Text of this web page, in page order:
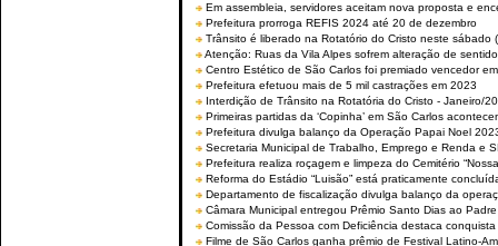
Em assembleia, servidores aceitam nova proposta e
Prefeitura prorroga REFIS 2024 até 20 de dezembro
Trânsito é liberado na Rotatório do Cristo neste sábado
Atenção: Ruas da Vila Alpes sofrem alteração de
Centro Estético de São Carlos foi premiado vencedor
Prefeitura efetuou mais de 5 mil castrações em 2023
Interdição de Trânsito na Rotatória do Cristo - Janeiro/
Primeiras partidas da ‘Copinha’ em São Carlos
Prefeitura divulga balanço da Operação Papai Noel
Secretaria Municipal de Trabalho, Emprego e Renda e
Prefeitura realiza roçagem e limpeza do Cemitério
Reforma do Estádio “Luisão” está praticamente
Departamento de fiscalização divulga balanço da
Câmara Municipal entregou Prêmio Santo Dias ao
Comissão da Pessoa com Deficiência destaca
Filme de São Carlos ganha prêmio de Festival Latino-